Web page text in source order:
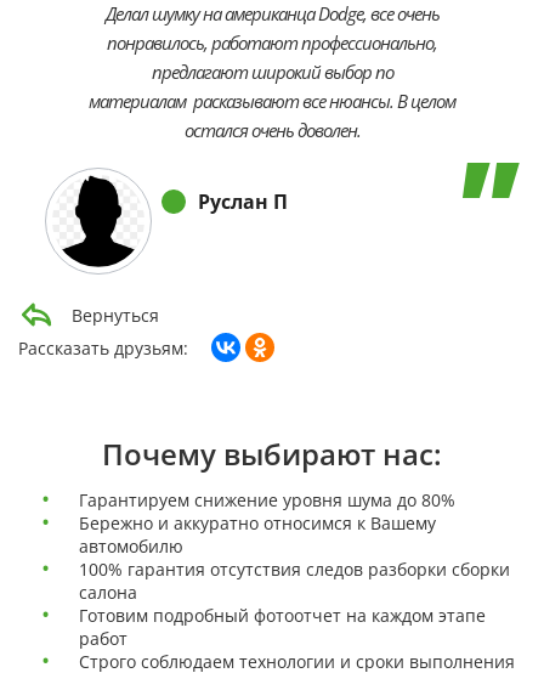
Делал шумку на американца Dodge, все очень
понравилось, работают профессионально,
предлагают широкий выбор по
материалам расказывают все нюансы. В целом
остался очень доволен.
Руслан П
Вернуться
Рассказать друзьям:
Почему выбирают нас:
Гарантируем снижение уровня шума до 80%
Бережно и аккуратно относимся к Вашему
автомобилю
100% гарантия отсутствия следов разборки сборки
салона
Готовим подробный фотоотчет на каждом этапе
работ
Строго соблюдаем технологии и сроки выполнения